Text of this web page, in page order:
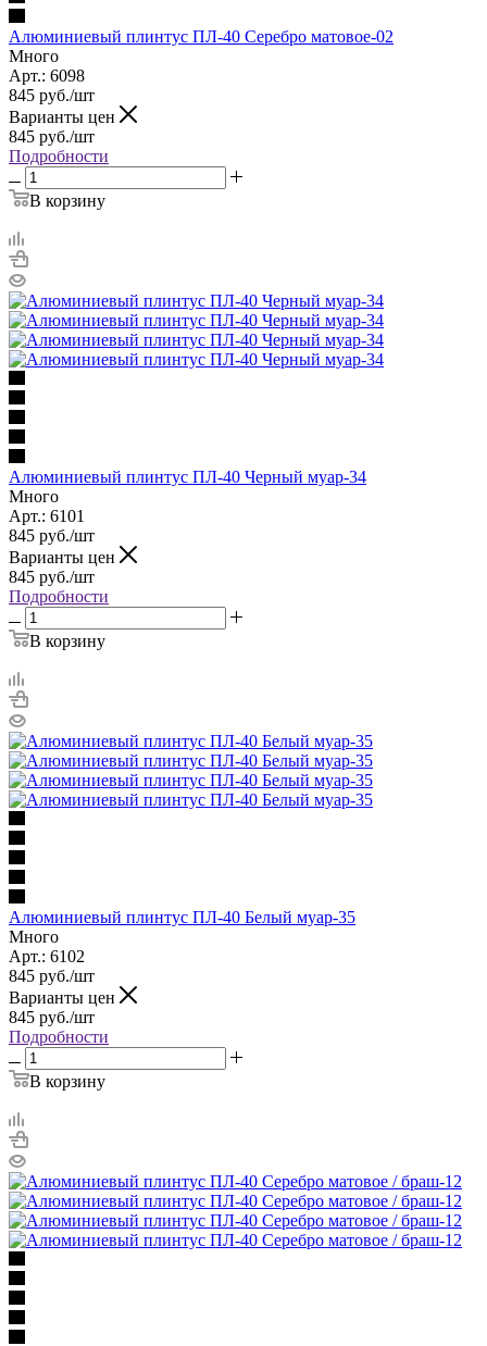
Алюминиевый плинтус ПЛ-40 Серебро матовое-02
Много
Арт.: 6098
845 руб./шт
Варианты цен
845 руб./шт
Подробности
В корзину
Алюминиевый плинтус ПЛ-40 Черный муар-34
Много
Арт.: 6101
845 руб./шт
Варианты цен
845 руб./шт
Подробности
В корзину
Алюминиевый плинтус ПЛ-40 Белый муар-35
Много
Арт.: 6102
845 руб./шт
Варианты цен
845 руб./шт
Подробности
В корзину